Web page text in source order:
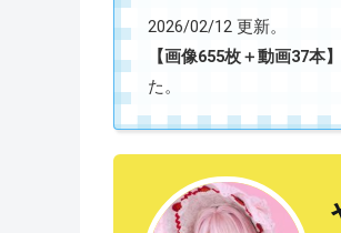
2026/02/12 更新。
【画像655枚＋動画37本】
た。